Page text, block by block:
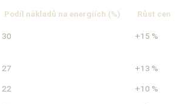
Podíl nákladů na energiích (%) Růst cen
30 +15 %
27 +13 %
22 +10 %